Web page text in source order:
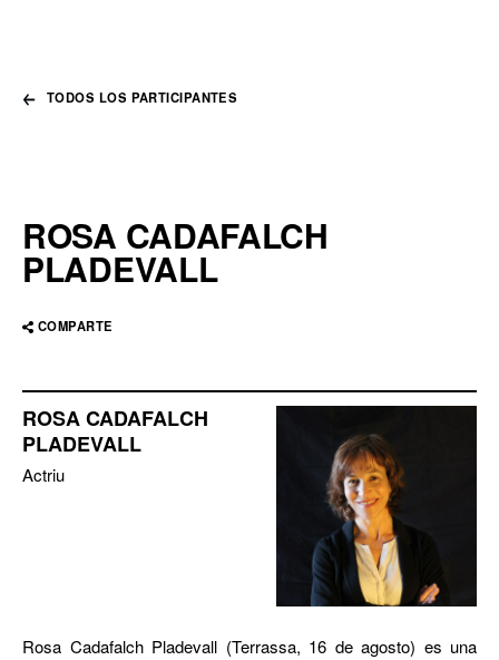
TODOS LOS PARTICIPANTES
ROSA CADAFALCH
PLADEVALL
COMPARTE
ROSA CADAFALCH
PLADEVALL
Actriu
Rosa Cadafalch Pladevall (Terrassa, 16 de agosto) es una